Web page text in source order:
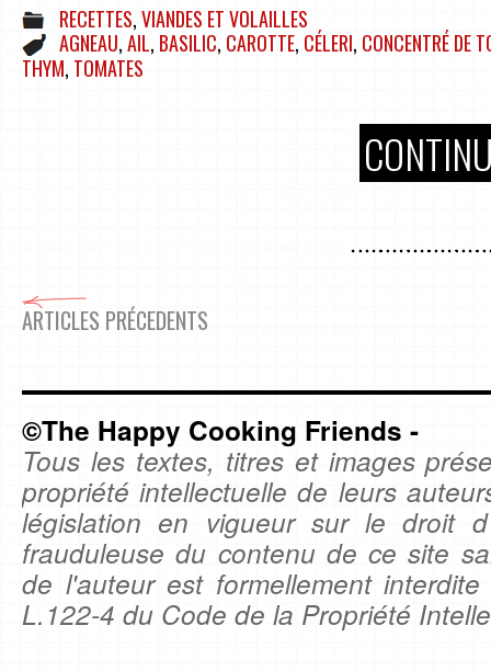
RECETTES,VIANDES ET VOLAILLES
AGNEAU,AIL, BASILIC, CAROTTE, CÉLERI, CONCENTRÉ DE
THYM, TOMATES
ARTICLES PRÉCEDENTS
©The Happy Cooking Friends -
Tous les textes, titres et images
propriété intellectuelle de leurs
législation en vigueur sur le droit
frauduleuse du contenu de ce site
de l'auteur est formellement
L.122-4 du Code de la Propriété